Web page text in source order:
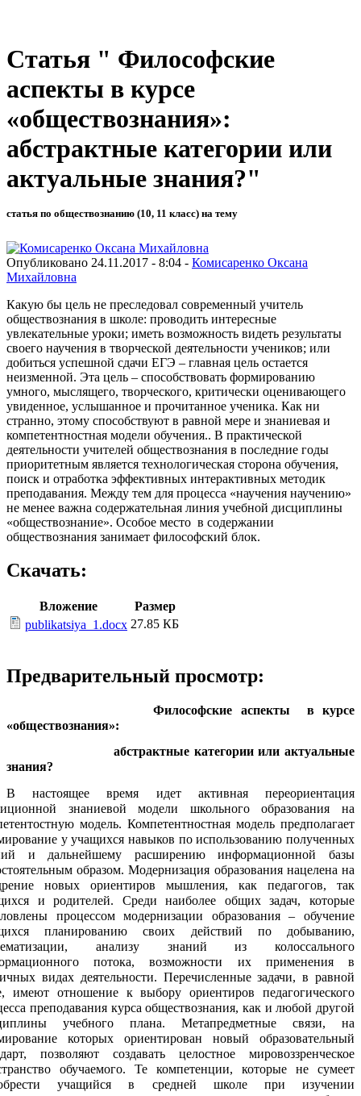
Статья " Философские
аспекты в курсе
«обществознания»:
абстрактные категории или
актуальные знания?"
статья по обществознанию (10, 11 класс) на тему
Опубликовано 24.11.2017 - 8:04 - Комисаренко Оксана
Михайловна
Какую бы цель не преследовал современный учитель
обществознания в школе: проводить интересные
увлекательные уроки; иметь возможность видеть результаты
своего научения в творческой деятельности учеников; или
добиться успешной сдачи ЕГЭ – главная цель остается
неизменной. Эта цель – способствовать формированию
умного, мыслящего, творческого, критически оценивающего
увиденное, услышанное и прочитанное ученика. Как ни
странно, этому способствуют в равной мере и знаниевая и
компетентностная модели обучения.. В практической
деятельности учителей обществознания в последние годы
приоритетным является технологическая сторона обучения,
поиск и отработка эффективных интерактивных методик
преподавания. Между тем для процесса «научения научению»
не менее важна содержательная линия учебной дисциплины
«обществознание». Особое место в содержании
обществознания занимает философский блок.
Скачать:
Вложение
Размер
publikatsiya_1.docx 27.85 КБ
Предварительный просмотр:
Философские аспекты в курсе
«обществознания»:
абстрактные категории или актуальные
знания?
В настоящее время идет активная переориентация
знаниевой модели школьного образования на
модель. Компетентностная модель предполагает
у учащихся навыков по использованию полученных
и дальнейшему расширению информационной базы
образом. Модернизация образования нацелена на
новых ориентиров мышления, как педагогов, так
и родителей. Среди наиболее общих задач, которые
процессом модернизации образования – обучение
планированию своих действий по добыванию,
анализу знаний из колоссального
потока, возможности их применения в
видах деятельности. Перечисленные задачи, в равной
имеют отношение к выбору ориентиров педагогического
преподавания курса обществознания, как и любой другой
учебного плана. Метапредметные связи, на
которых ориентирован новый образовательный
позволяют создавать целостное мировоззренческое
обучаемого. Те компетенции, которые не сумеет
учащийся в средней школе при изучении